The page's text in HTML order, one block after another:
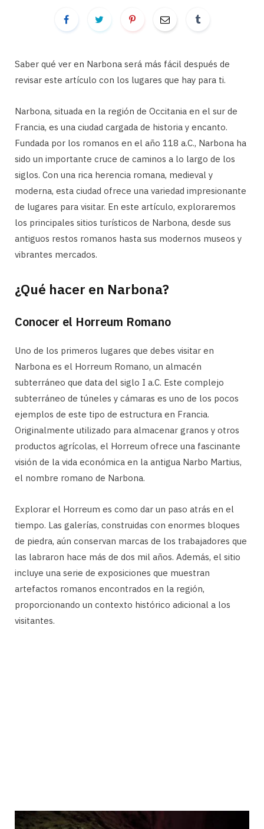
Saber qué ver en Narbona será más fácil después de
revisar este artículo con los lugares que hay para ti.
Narbona, situada en la región de Occitania en el sur de
Francia, es una ciudad cargada de historia y encanto.
Fundada por los romanos en el año 118 a.C., Narbona ha
sido un importante cruce de caminos a lo largo de los
siglos. Con una rica herencia romana, medieval y
moderna, esta ciudad ofrece una variedad impresionante
de lugares para visitar. En este artículo, exploraremos
los principales sitios turísticos de Narbona, desde sus
antiguos restos romanos hasta sus modernos museos y
vibrantes mercados.
¿Qué hacer en Narbona?
Conocer el Horreum Romano
Uno de los primeros lugares que debes visitar en
Narbona es el Horreum Romano, un almacén
subterráneo que data del siglo I a.C. Este complejo
subterráneo de túneles y cámaras es uno de los pocos
ejemplos de este tipo de estructura en Francia.
Originalmente utilizado para almacenar granos y otros
productos agrícolas, el Horreum ofrece una fascinante
visión de la vida económica en la antigua Narbo Martius,
el nombre romano de Narbona.
Explorar el Horreum es como dar un paso atrás en el
tiempo. Las galerías, construidas con enormes bloques
de piedra, aún conservan marcas de los trabajadores que
las labraron hace más de dos mil años. Además, el sitio
incluye una serie de exposiciones que muestran
artefactos romanos encontrados en la región,
proporcionando un contexto histórico adicional a los
visitantes.